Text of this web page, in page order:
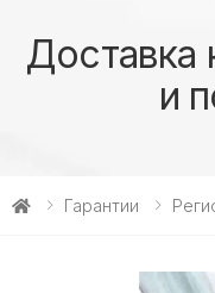
Доставка
и
Гарантии